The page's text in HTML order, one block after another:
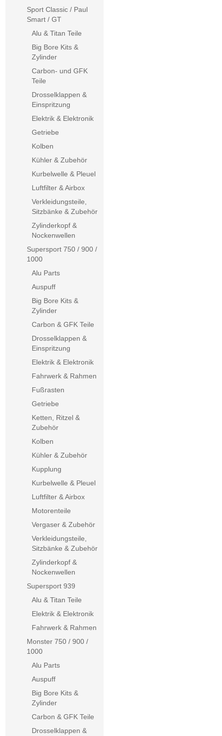
Sport Classic / Paul
Smart / GT
Alu & Titan Teile
Big Bore Kits &
Zylinder
Carbon- und GFK
Teile
Drosselklappen &
Einspritzung
Elektrik & Elektronik
Getriebe
Kolben
Kühler & Zubehör
Kurbelwelle & Pleuel
Luftfilter & Airbox
Verkleidungsteile,
Sitzbänke & Zubehör
Zylinderkopf &
Nockenwellen
Supersport 750 / 900 /
1000
Alu Parts
Auspuff
Big Bore Kits &
Zylinder
Carbon & GFK Teile
Drosselklappen &
Einspritzung
Elektrik & Elektronik
Fahrwerk & Rahmen
Fußrasten
Getriebe
Ketten, Ritzel &
Zubehör
Kolben
Kühler & Zubehör
Kupplung
Kurbelwelle & Pleuel
Luftfilter & Airbox
Motorenteile
Vergaser & Zubehör
Verkleidungsteile,
Sitzbänke & Zubehör
Zylinderkopf &
Nockenwellen
Supersport 939
Alu & Titan Teile
Elektrik & Elektronik
Fahrwerk & Rahmen
Monster 750 / 900 /
1000
Alu Parts
Auspuff
Big Bore Kits &
Zylinder
Carbon & GFK Teile
Drosselklappen &